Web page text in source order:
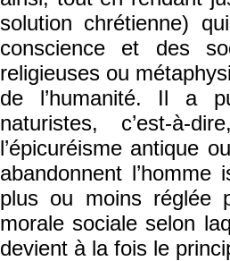
solution chrétienne)
conscience et des
religieuses ou
de l’humanité. Il a
naturistes, c’est-à-
l’épicuréisme antique
abandonnent
plus ou moins réglée
morale sociale selon
devient à la fois le